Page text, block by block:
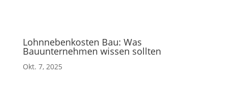
Lohnnebenkosten Bau: Was
Bauunternehmen wissen sollten
Okt. 7, 2025